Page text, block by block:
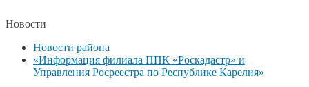
Новости
Новости района
«Информация филиала ППК «Роскадастр» и
Управления Росреестра по Республике Карелия»